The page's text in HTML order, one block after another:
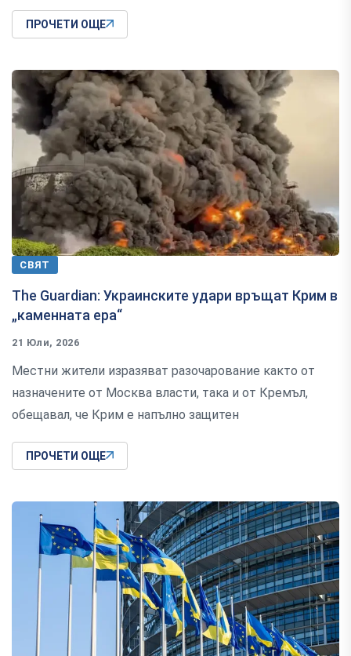
ПРОЧЕТИ ОЩЕ
СВЯТ
The Guardian: Украинските удари връщат Крим в
„каменната ера“
21 Юли, 2026
Местни жители изразяват разочарование както от
назначените от Москва власти, така и от Кремъл,
обещавал, че Крим е напълно защитен
ПРОЧЕТИ ОЩЕ